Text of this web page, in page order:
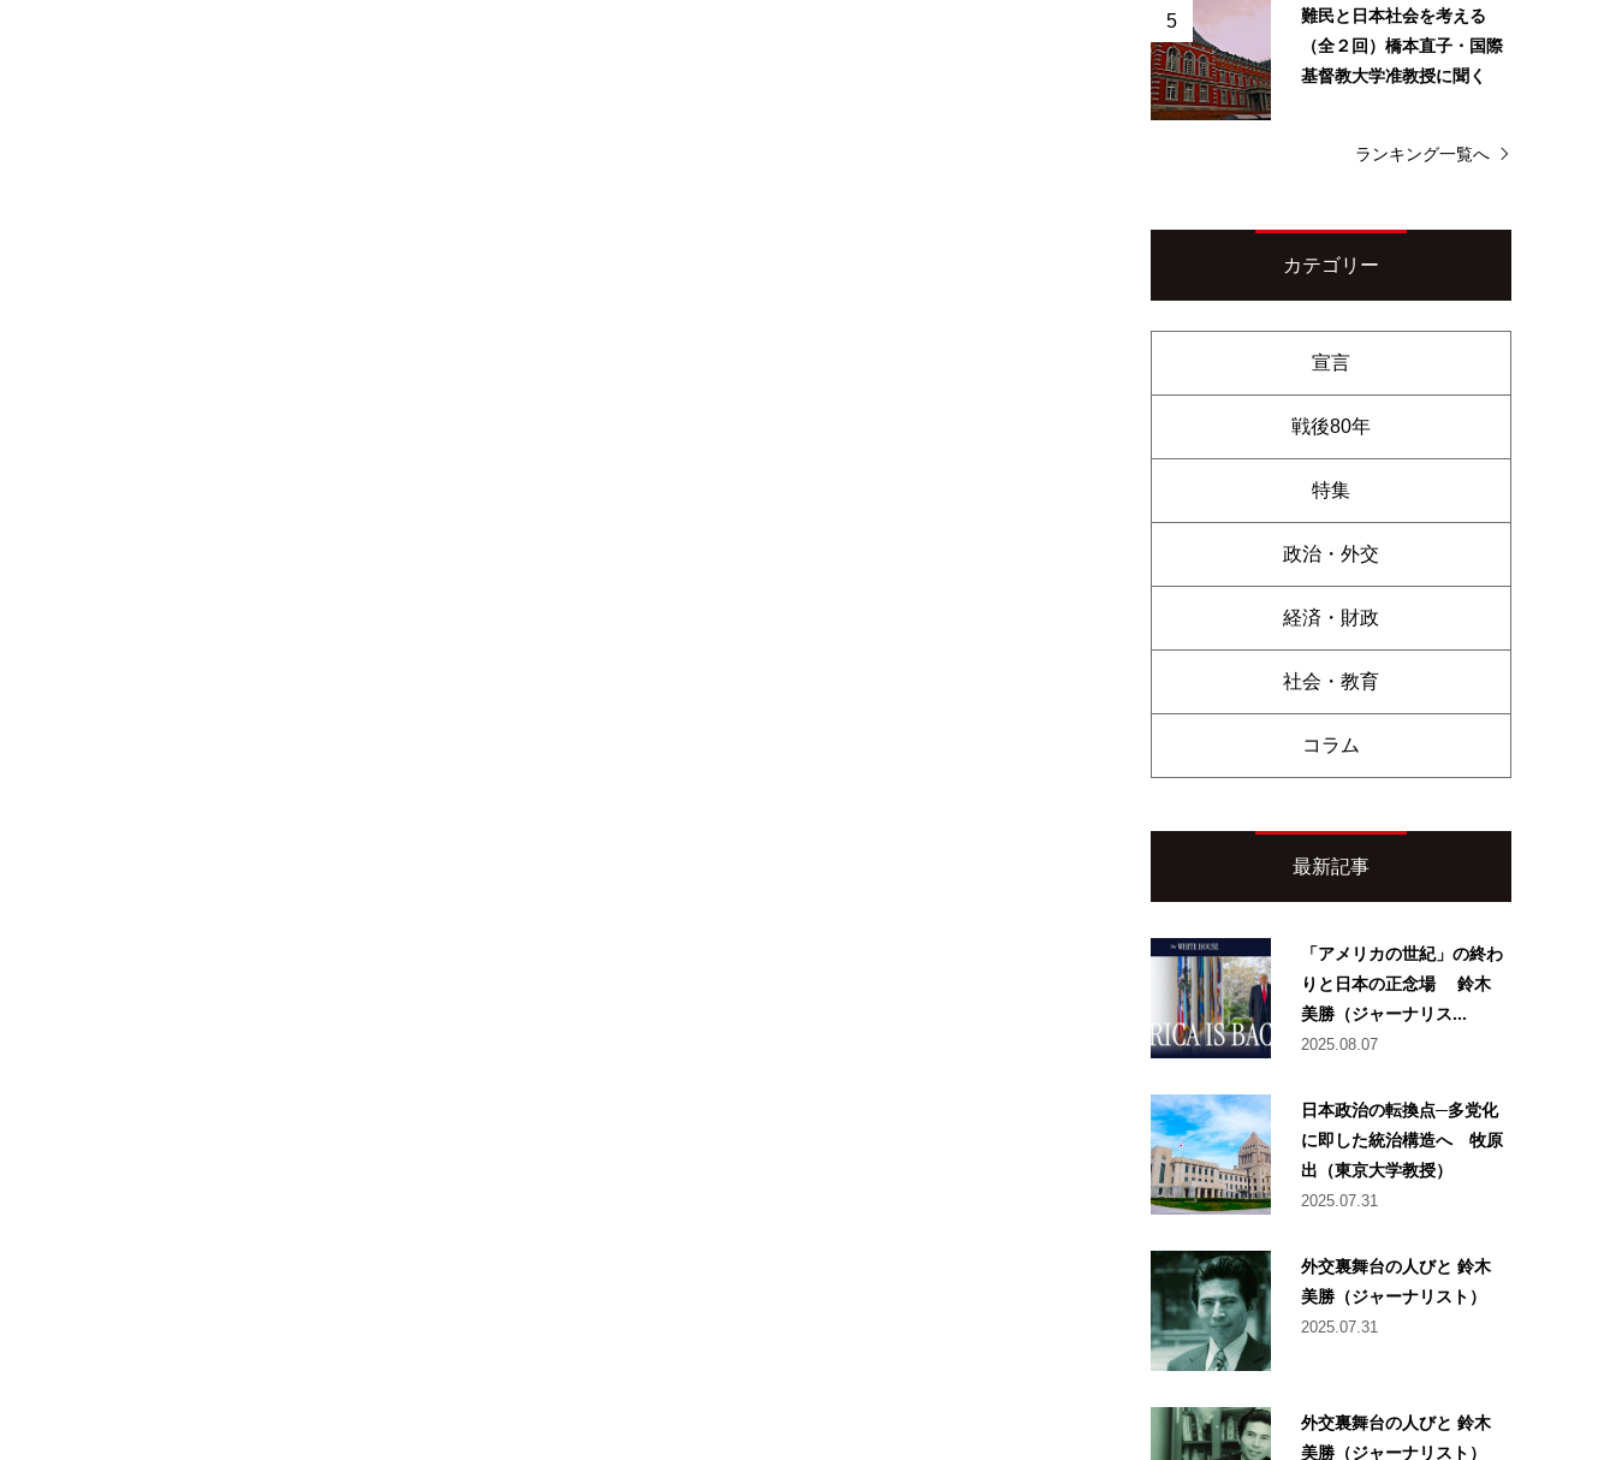
5
難民と日本社会を考える
（全２回）橋本直子・国際
基督教大学准教授に聞く
ランキング一覧へ
カテゴリー
宣言
戦後80年
特集
政治・外交
経済・財政
社会・教育
コラム
最新記事
「アメリカの世紀」の終わ
りと日本の正念場 鈴木
美勝（ジャーナリス...
2025.08.07
日本政治の転換点─多党化
に即した統治構造へ 牧原
出（東京大学教授）
2025.07.31
外交裏舞台の人びと 鈴木
美勝（ジャーナリスト）
2025.07.31
外交裏舞台の人びと 鈴木
美勝（ジャーナリスト）